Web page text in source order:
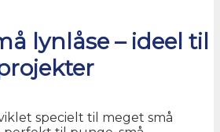
lynlåse – ideel til
specielt til meget små